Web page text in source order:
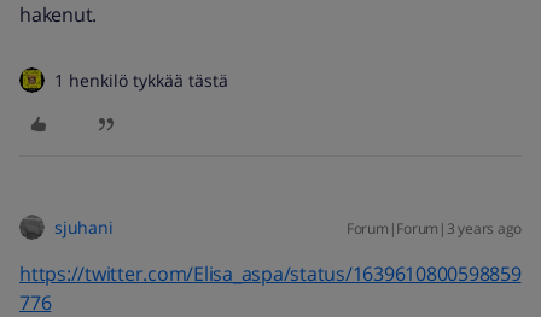
hakenut.
1 henkilö tykkää tästä
sjuhani Forum|Forum|3 years ago
https://twitter.com/Elisa_aspa/status/1639610800598859
776